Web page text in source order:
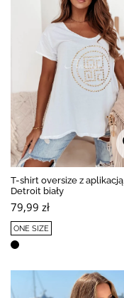
T-shirt oversize z aplikacją
Detroit biały
79,99 zł
ONE SIZE